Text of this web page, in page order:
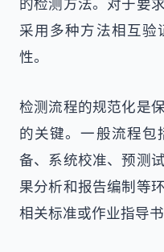
采用多种方法相互验
性。
检测流程的规范化是
的关键。一般流程包
备、系统校准、预测
果分析和报告编制等
相关标准或作业指导